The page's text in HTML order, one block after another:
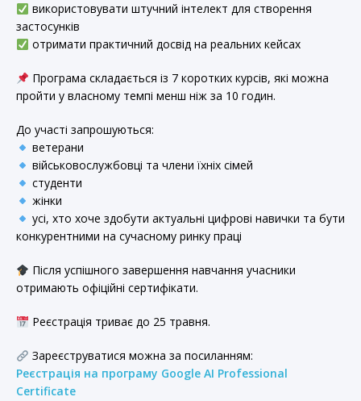
використовувати штучний інтелект для створення
застосунків
отримати практичний досвід на реальних кейсах
Програма складається із 7 коротких курсів, які можна
пройти у власному темпі менш ніж за 10 годин.
До участі запрошуються:
ветерани
військовослужбовці та члени їхніх сімей
студенти
жінки
усі, хто хоче здобути актуальні цифрові навички та бути
конкурентними на сучасному ринку праці
Після успішного завершення навчання учасники
отримають офіційні сертифікати.
Реєстрація триває до 25 травня.
Зареєструватися можна за посиланням:
Реєстрація на програму Google AI Professional
Certificate